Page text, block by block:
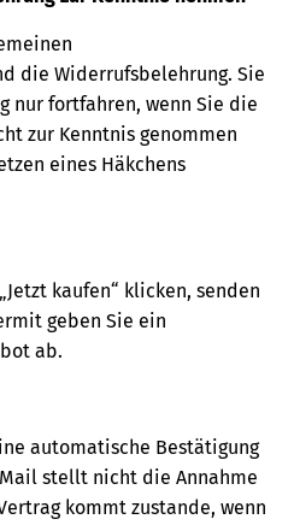
die Widerrufsbelehrung. Sie
nur fortfahren, wenn Sie die
zur Kenntnis genommen
eines Häkchens
kaufen“ klicken, senden
geben Sie ein
ab.
automatische Bestätigung
stellt nicht die Annahme
kommt zustande, wenn